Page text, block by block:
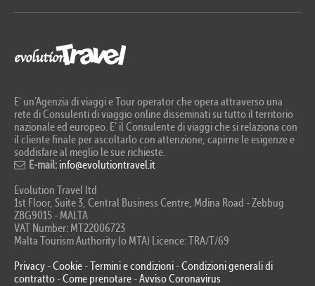
E' un’Agenzia di viaggi e Tour operator che opera attraverso una
rete di Consulenti di viaggio online disseminati su tutto il territorio
nazionale ed europeo. E’ il Consulente di viaggi che si relaziona con
il cliente finale per ascoltarlo con attenzione, capirne le esigenze e
soddisfare al meglio le sue richieste.
E-mail: info@evolutiontravel.it
Evolution Travel ltd
1st Floor, Suite 3, Central Business Centre, Mdina Road - Zebbug
ZBG9015 - MALTA
VAT Number: MT22006723
Malta Tourism Authority (o MTA) Licence: TRA/T/69
Privacy -Cookie -Termini e condizioni -Condizioni generali di
contratto -Come prenotare -Avviso Coronavirus